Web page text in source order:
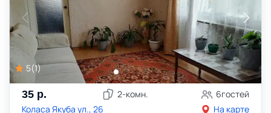
5(1)
35 р. 2-комн. 6гостей
Коласа Якуба ул., 26
На карте